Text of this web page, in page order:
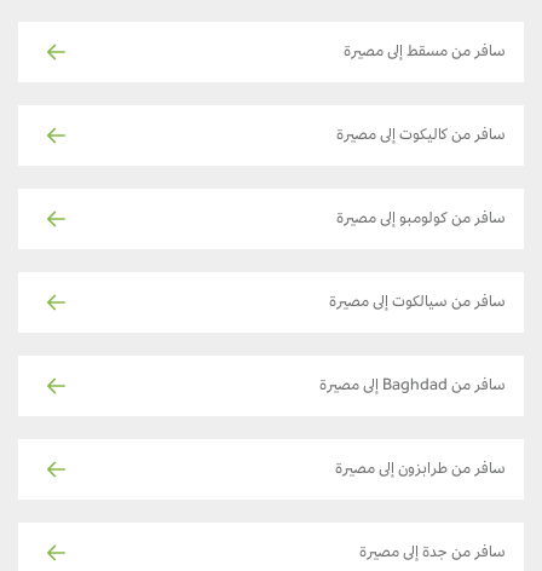
سافر من مسقط إلى مصيرة
سافر من كاليكوت إلى مصيرة
سافر من كولومبو إلى مصيرة
سافر من سيالكوت إلى مصيرة
سافر من Baghdad إلى مصيرة
سافر من طرابزون إلى مصيرة
سافر من جدة إلى مصيرة